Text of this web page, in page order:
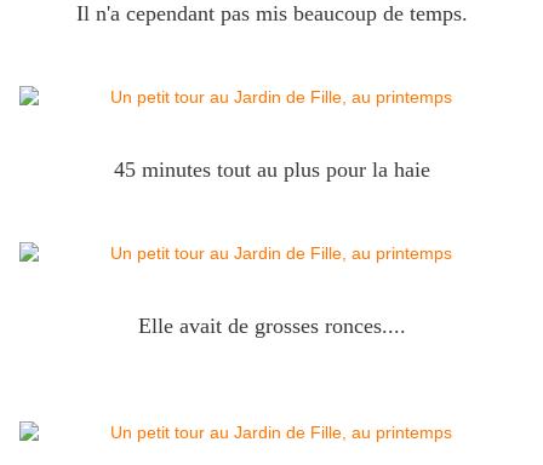
Il n'a cependant pas mis beaucoup de temps.
45 minutes tout au plus pour la haie
Elle avait de grosses ronces....